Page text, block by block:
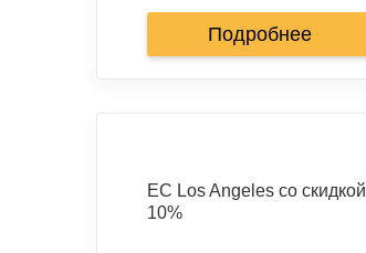
Подробнее
EC Los Angeles со скидкой
10%